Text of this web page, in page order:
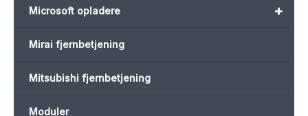
+
Microsoft opladere
Mirai fjernbetjening
Mitsubishi fjernbetjening
Moduler